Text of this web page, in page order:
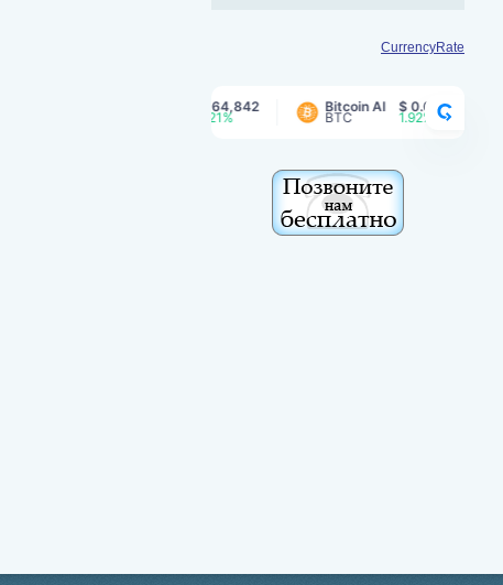
CurrencyRate
$ 64,842 Bitcoin AI
BTC
$ 0.00169